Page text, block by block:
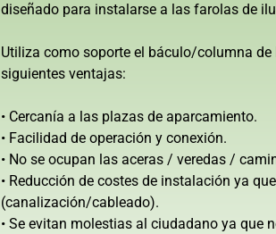
diseñado para instalarse a las farolas de
Utiliza como soporte el báculo/columna
siguientes ventajas:
• Cercanía a las plazas de aparcamiento.
• Facilidad de operación y conexión.
• No se ocupan las aceras / veredas /
• Reducción de costes de instalación ya
(canalización/cableado).
• Se evitan molestias al ciudadano ya que